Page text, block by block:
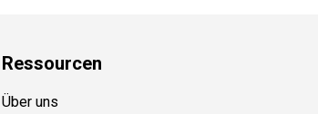
Ressourcen
Über uns